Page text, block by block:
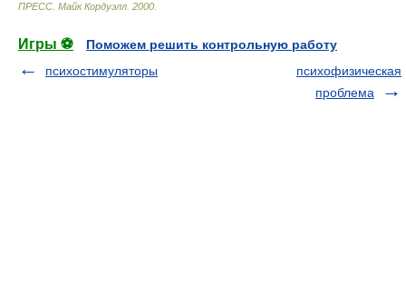
ПРЕСС Майк Кордуэлл 2000
Игры ⚽
Поможем решить контрольную работу
психостимуляторы
психофизическая
проблема